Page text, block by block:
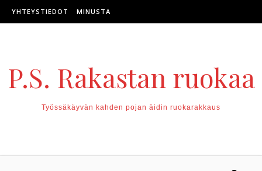
Skip to content
YHTEYSTIEDOT MINUSTA
P.S. Rakastan ruokaa
Työssäkäyvän kahden pojan äidin ruokarakkaus